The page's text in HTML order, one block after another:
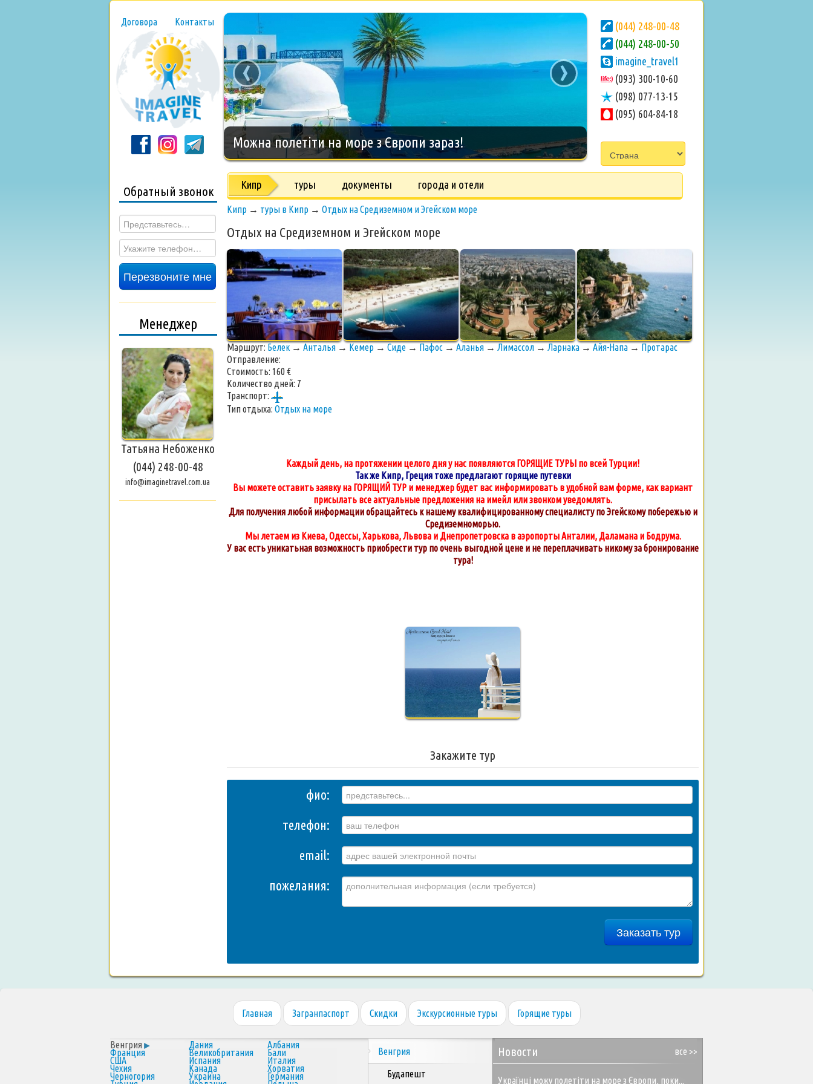
Договора Контакты
Новогодний тур на о.Занзибар, 8 дней
‹ ›
(044) 248-00-48
(044) 248-00-50
imagine_travel1
(093) 300-10-60
(098) 077-13-15
(095) 604-84-18
Обратный звонок
Перезвоните мне
Менеджер
Татьяна Небоженко
(044) 248-00-48
info@imaginetravel.com.ua
Кипр туры документы города и отели
Кипр → туры в Кипр → Отдых на Средиземном и Эгейском море
Отдых на Средиземном и Эгейском море
Маршрут: Белек → Анталья → Кемер → Сиде → Пафос → Аланья → Лимассол → Ларнака → Айя-Напа → Протарас
Отправление:
Стоимость: 160 €
Количество дней: 7
Транспорт:
Тип отдыха: Отдых на море
Каждый день, на протяжении целого дня у нас появляются ГОРЯЩИЕ ТУРЫ по всей Турции!
Так же Кипр, Греция тоже предлагают горящие путевки
Вы можете оставить заявку на ГОРЯЩИЙ ТУР и менеджер будет вас информировать в удобной вам форме, как вариант
присылать все актуальные предложения на имейл или звонком уведомлять.
Для получения любой информации обращайтесь к нашему квалифицированному специалисту по Эгейскому побережью и
Средиземноморью.
Мы летаем из Киева, Одессы, Харькова, Львова и Днепропетровска в аэропорты Анталии, Даламана и Бодрума.
У вас есть уникатьная возможность приобрести тур по очень выгодной цене и не переплачивать никому за бронирование
тура!
Закажите тур
фио:
телефон:
email:
пожелания:
Заказать тур
Главная Загранпаспорт Скидки Экскурсионные туры Горящие туры
Венгрия Дания Албания
Франция Великобритания Бали
США Испания Италия
Чехия Канада Хорватия
Черногория Украина Германия
Венгрия
Будапешт
все >>
Новости
Українці можу полетіти на море з Європи, поки...